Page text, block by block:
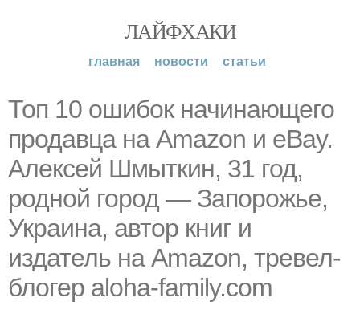
ЛАЙФХАКИ
главная новости статьи
Топ 10 ошибок начинающего
продавца на Amazon и eBay.
Алексей Шмыткин, 31 год,
родной город — Запорожье,
Украина, автор книг и
издатель на Amazon, тревел-
блогер aloha-family.com